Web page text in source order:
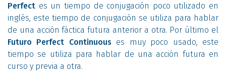
Perfect es un tiempo de conjugación poco utilizado en
inglés, este tiempo de conjugación se utiliza para hablar
de una acción fáctica futura anterior a otra. Por último el
Futuro Perfect Continuouses muy poco usado, este
tiempo se utiliza para hablar de una acción futura en
curso y previa a otra.